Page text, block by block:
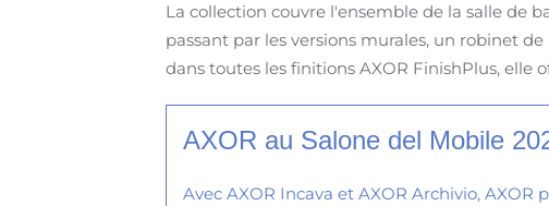
La collection couvre l'ensemble de la salle de
passant par les versions murales, un robinet
dans toutes les finitions AXOR FinishPlus,
AXOR au Salone del Mobile
Avec AXOR Incava et AXOR Archivio,